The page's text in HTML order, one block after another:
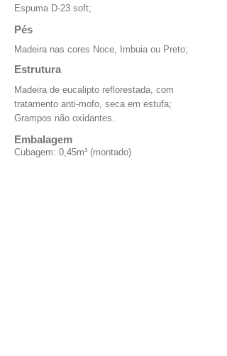
Espuma D-23 soft;
Pés
Madeira nas cores Noce, Imbuia ou Preto;
Estrutura
Madeira de eucalipto reflorestada, com
tratamento anti-mofo, seca em estufa;
Grampos não oxidantes.
Embalagem
Cubagem: 0,45m³ (montado)